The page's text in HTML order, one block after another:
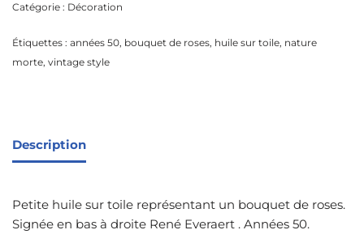
Catégorie : Décoration
Étiquettes : années 50, bouquet de roses, huile sur toile, nature
morte, vintage style
Description
Petite huile sur toile représentant un bouquet de roses.
Signée en bas à droite René Everaert . Années 50.